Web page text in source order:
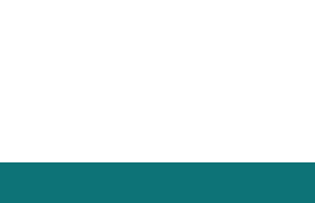
を翻訳し、想いが伝わる転職活動を支援い